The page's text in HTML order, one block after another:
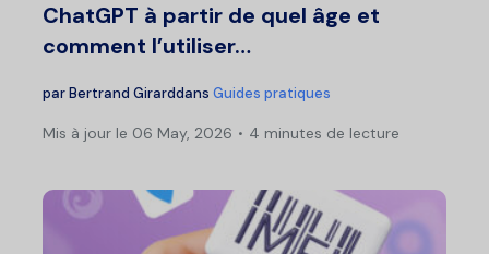
ChatGPT à partir de quel âge et
comment l’utiliser…
parBertrand Girarddans Guides pratiques
Mis à jour le 06 May, 2026 4 minutes de lecture